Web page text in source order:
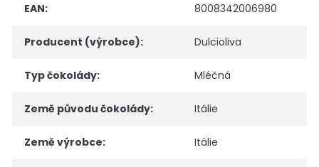
EAN: 8008342006980
Producent (výrobce): Dulcioliva
Typ čokolády: Mléčná
Země původu čokolády: Itálie
Země výrobce: Itálie